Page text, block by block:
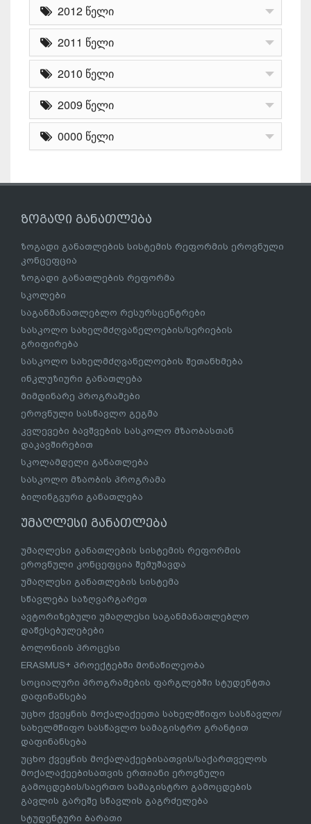
2012 წელი
2011 წელი
2010 წელი
2009 წელი
0000 წელი
ზოგადი განათლება
ზოგადი განათლების სისტემის რეფორმის ეროვნული
კონცეფცია
ზოგადი განათლების რეფორმა
სკოლები
საგანმანათლებლო რესურსცენტრები
სასკოლო სახელმძღვანელოების/სერიების
გრიფირება
სასკოლო სახელმძღვანელოების შეთანხმება
ინკლუზიური განათლება
მიმდინარე პროგრამები
ეროვნული სასწავლო გეგმა
კვლევები ბავშვების სასკოლო მზაობასთან
დაკავშირებით
სკოლამდელი განათლება
სასკოლო მზაობის პროგრამა
ბილინგვური განათლება
უმაღლესი განათლება
უმაღლესი განათლების სისტემის რეფორმის
ეროვნული კონცეფცია შემუშავდა
უმაღლესი განათლების სისტემა
სწავლება საზღვარგარეთ
ავტორიზებული უმაღლესი საგანმანათლებლო
დაწესებულებები
ბოლონიის პროცესი
ERASMUS+ პროექტებში მონაწილეობა
სოციალური პროგრამების ფარგლებში სტუდენტთა
დაფინანსება
უცხო ქვეყნის მოქალაქეეთა სახელმწიფო სასწავლო/
სახელმწიფო სასწავლო სამაგისტრო გრანტით
დაფინანსება
უცხო ქვეყნის მოქალაქეებისათვის/საქართველოს
მოქალაქეებისათვის ერთიანი ეროვნული
გამოცდების/საერთო სამაგისტრო გამოცდების
გავლის გარეშე სწავლის გაგრძელება
სტუდენტური ბარათი